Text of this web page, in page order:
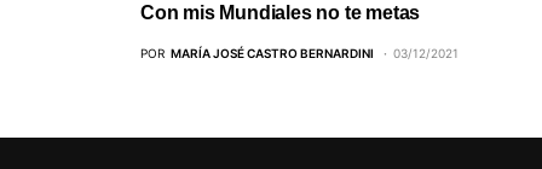
Con mis Mundiales no te metas
POR MARÍA JOSÉ CASTRO BERNARDINI 03/12/2021